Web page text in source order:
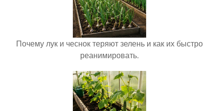
Почему лук и чеснок теряют зелень и как их быстро
реанимировать.